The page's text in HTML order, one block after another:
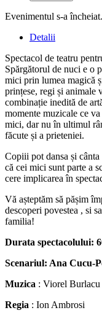
Evenimentul s-a încheiat.
Detalii
Spectacol de teatru
Spărgătorul de nuci e o
mici prin lumea magică
prințese, regi și animale
combinație inedită de
momente muzicale ce
mici, dar nu în ultimul
făcute și a prieteniei.
Copiii pot dansa și
că cei mici sunt parte a
cere implicarea în
Vă așteptăm să pășim
descoperi povestea , si
familia!
Durata spectacolului:
Scenariul: Ana Cucu-
Muzica : Viorel Burlacu
Regia : Ion Ambrosi